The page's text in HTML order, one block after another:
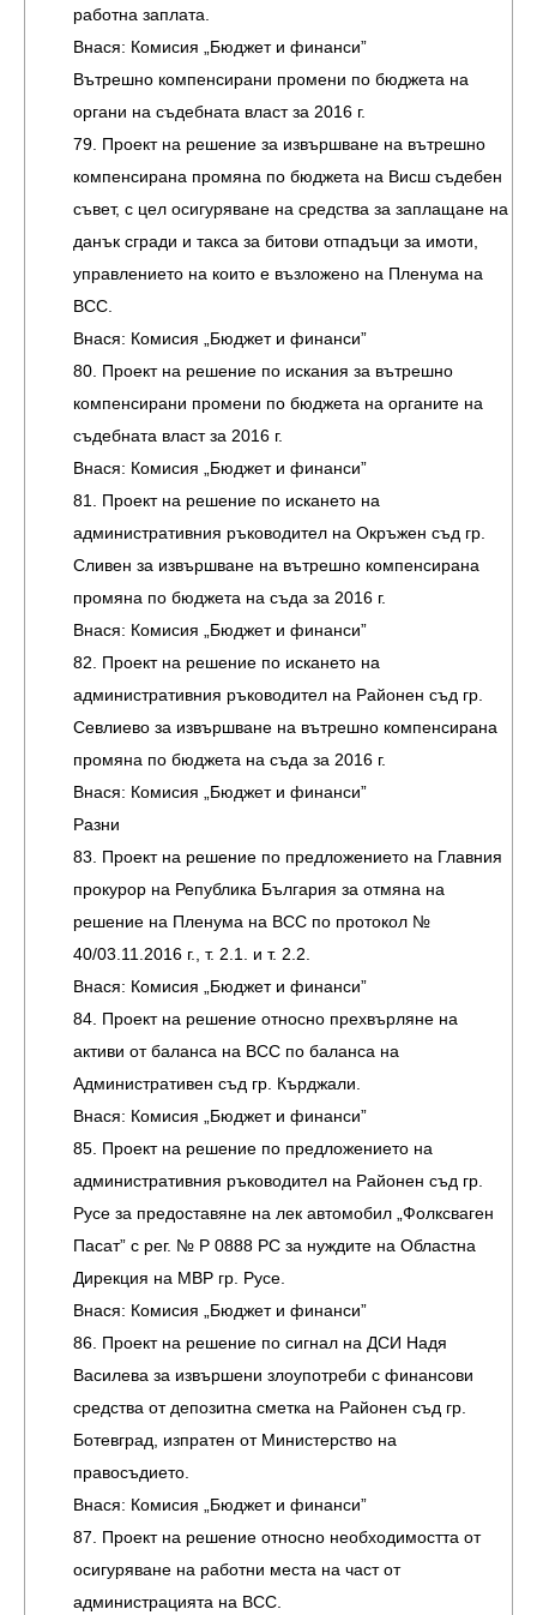
работна заплата.
Внася: Комисия „Бюджет и финанси”
Вътрешно компенсирани промени по бюджета на
органи на съдебната власт за 2016 г.
79. Проект на решение за извършване на вътрешно
компенсирана промяна по бюджета на Висш съдебен
съвет, с цел осигуряване на средства за заплащане на
данък сгради и такса за битови отпадъци за имоти,
управлението на които е възложено на Пленума на
ВСС.
Внася: Комисия „Бюджет и финанси”
80. Проект на решение по искания за вътрешно
компенсирани промени по бюджета на органите на
съдебната власт за 2016 г.
Внася: Комисия „Бюджет и финанси”
81. Проект на решение по искането на
административния ръководител на Окръжен съд гр.
Сливен за извършване на вътрешно компенсирана
промяна по бюджета на съда за 2016 г.
Внася: Комисия „Бюджет и финанси”
82. Проект на решение по искането на
административния ръководител на Районен съд гр.
Севлиево за извършване на вътрешно компенсирана
промяна по бюджета на съда за 2016 г.
Внася: Комисия „Бюджет и финанси”
Разни
83. Проект на решение по предложението на Главния
прокурор на Република България за отмяна на
решение на Пленума на ВСС по протокол №
40/03.11.2016 г., т. 2.1. и т. 2.2.
Внася: Комисия „Бюджет и финанси”
84. Проект на решение относно прехвърляне на
активи от баланса на ВСС по баланса на
Административен съд гр. Кърджали.
Внася: Комисия „Бюджет и финанси”
85. Проект на решение по предложението на
административния ръководител на Районен съд гр.
Русе за предоставяне на лек автомобил „Фолксваген
Пасат” с рег. № Р 0888 РС за нуждите на Областна
Дирекция на МВР гр. Русе.
Внася: Комисия „Бюджет и финанси”
86. Проект на решение по сигнал на ДСИ Надя
Василева за извършени злоупотреби с финансови
средства от депозитна сметка на Районен съд гр.
Ботевград, изпратен от Министерство на
правосъдието.
Внася: Комисия „Бюджет и финанси”
87. Проект на решение относно необходимостта от
осигуряване на работни места на част от
администрацията на ВСС.